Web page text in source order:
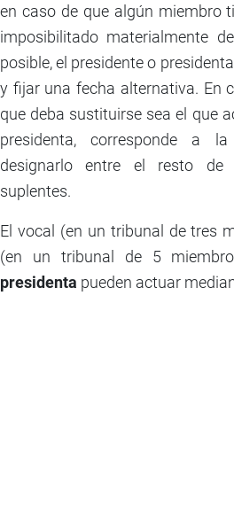
en caso de que algún miembro
imposibilitado materialmente
posible, el presidente o
y fijar una fecha alternativa. En
que deba sustituirse sea el que
presidenta, corresponde a
designarlo entre el resto de
suplentes.
El vocal (en un tribunal de tres
(en un tribunal de 5
presidenta pueden actuar